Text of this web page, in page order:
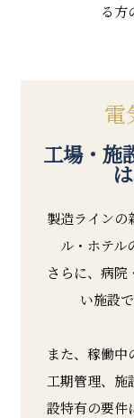
る方
電
工場・施
製造ラインの
ル・ホテル
さらに、病院
い施設
また、稼働中
工期管理、施
設特有の要件